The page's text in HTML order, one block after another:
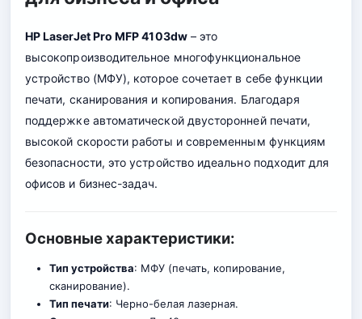
HP LaserJet Pro MFP 4103dw– это
высокопроизводительное многофункциональное
устройство (МФУ), которое сочетает в себе функции
печати, сканирования и копирования. Благодаря
поддержке автоматической двусторонней печати,
высокой скорости работы и современным функциям
безопасности, это устройство идеально подходит для
офисов и бизнес-задач.
Основные характеристики:
Тип устройства: МФУ (печать, копирование,
сканирование).
Тип печати: Черно-белая лазерная.